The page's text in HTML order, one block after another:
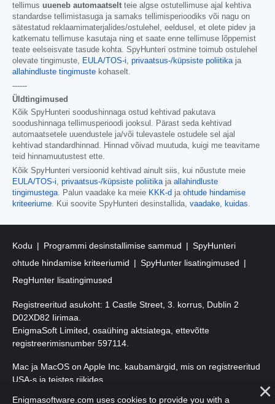
tellimus uueneb automaatselt teie algse ostutellimuse ajal kehtiva
standardse tellimistasuga ja samaks tellimisperioodiks või nagu on
sätestatud reklaamimaterjalides/ostulehel, eeldusel, et olete pidev ja
katkematu tellimuse kasutaja ning et saate enne tellimuse lõppemist
teate eelseisvate tasude kohta. SpyHunteri ostmine toimub ostulehel
olevate tingimuste,
EULA/TOS-i privaatsus-/küpsiste poliitika ja
allahindluste tingimuste kohaselt.
------
Üldtingimused
Kõik SpyHunteri soodushinnaga ostud kehtivad pakutava
soodushinnaga tellimusperioodi jooksul. Pärast seda kehtivad
automaatsetele uuendustele ja/või tulevastele ostudele sel ajal
kehtivad standardhinnad. Hinnad võivad muutuda, kuigi me teavitame
teid hinnamuutustest ette.
Kõik SpyHunteri versioonid kehtivad ainult siis, kui nõustute meie
EULA/TOS-i
privaatsus-/küpsiste poliitika ja allahindluste
tingimustega . Palun vaadake ka meie KKK-d ja ohtude hindamise
kriteeriume . Kui soovite SpyHunteri desinstallida, vaadake, kuidas
Kodu Programmi desinstallimise sammud
SpyHunteri
ohtude hindamise kriteeriumid
SpyHunter lisatingimused
RegHunter lisatingimused
Registreeritud asukoht: 1 Castle Street, 3. korrus, Dublin 2
D02XD82 Iirimaa.
EnigmaSoft Limited, osaühing aktsiatega, ettevõtte
registreerimisnumber 597114.
Mac ja MacOS on Apple Inc. kaubamärgid, mis on registreeritud
USA-s ja teistes riikides.
Enigmasoftware.com uses cookies to provide you with a